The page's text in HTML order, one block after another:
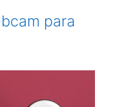
para